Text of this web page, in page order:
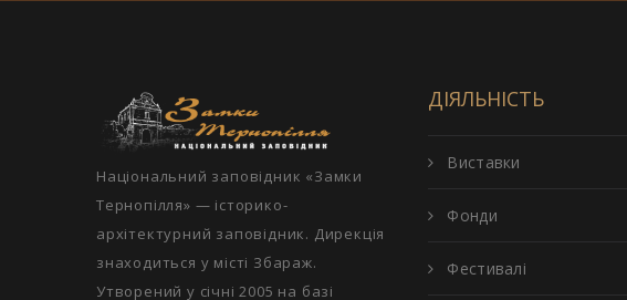
Національний заповідник «Замки
Тернопілля» — історико-
архітектурний заповідник. Дирекція
знаходиться у місті Збараж.
Утворений у січні 2005 на базі
ДІЯЛЬНІСТЬ
Виставки
Фонди
Фестивалі